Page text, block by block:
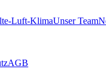
Luft-KlimaUnser Team
AGB